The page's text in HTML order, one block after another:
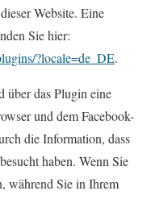
Website. Eine
Sie hier:
?locale=de_DE.
über das Plugin eine
und dem Facebook-
die Information, dass
haben. Wenn Sie
während Sie in Ihrem